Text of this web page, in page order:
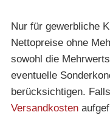
Nur für gewerbliche
Nettopreise ohne
sowohl die
eventuelle
berücksichtigen.
Versandkosten